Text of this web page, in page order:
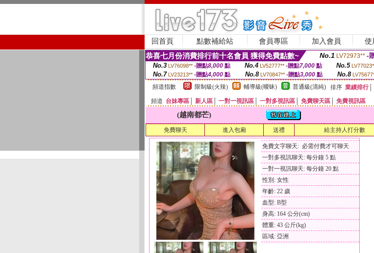
回首頁 點數補給站 會員專區 加入會員 使
恭喜七月份消費排行前十名會員 獲得免費點數~ No.1 LV72973** -
No.3 LV76098** -贈點8,000點 No.4 LV52777** -贈點7,000點 No.5
No.7 LV23213** -贈點4,000 點 No.8 LV70847** -贈點3,000 點 No.8
頻道指數
限制級(火辣) 輔導級(曖昧) 普通級(清純) 排序 業績排行│
頻道 台妹專區 新人區 一對一視訊區 一對多視訊區 免費聊天區 免費視訊區
(越南都芒)
免費聊天 進入包廂 送禮 給主持人打分數
免費文字聊天: 必需付費才可聊天
一對多視訊聊天: 每分鐘 5 點
一對一視訊聊天: 每分鐘 20 點
性別: 女性
年齡: 22 歲
血型: B型
身高: 164 公分(cm)
體重: 43 公斤(kg)
區域: 亞洲